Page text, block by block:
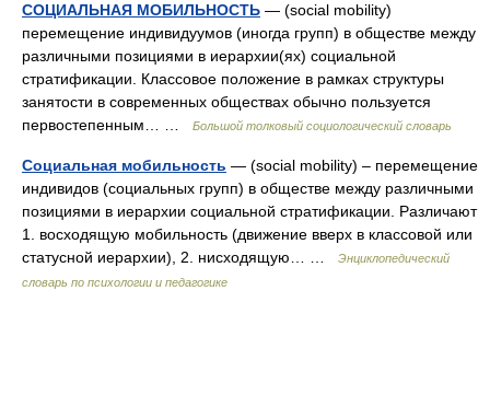
СОЦИАЛЬНАЯ МОБИЛЬНОСТЬ — (social mobility)
перемещение индивидуумов (иногда групп) в обществе между
различными позициями в иерархии(ях) социальной
стратификации. Классовое положение в рамках структуры
занятости в современных обществах обычно пользуется
первостепенным… …
Большой толковый социологический словарь
Социальная мобильность — (social mobility) – перемещение
индивидов (социальных групп) в обществе между различными
позициями в иерархии социальной стратификации. Различают
1. восходящую мобильность (движение вверх в классовой или
статусной иерархии), 2. нисходящую… …
Энциклопедический
словарь по психологии и педагогике